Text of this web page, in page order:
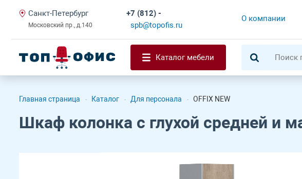
Санкт-Петербург
Московский пр., д.140
+7 (812) -
spb@topofis.ru
О компании
Каталог мебели
Главная страница - Каталог - Для персонала - OFFIX NEW
Шкаф колонка с глухой средней и